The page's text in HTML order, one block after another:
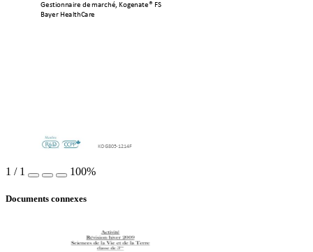
KOG805-1214F
Gestionnaire de marché, Kogenate® FS
Bayer HealthCare
1 / 1 100%
Documents connexes